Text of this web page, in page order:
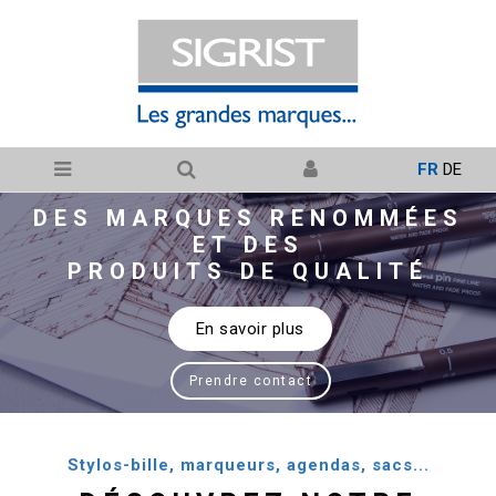
FR DE
DES MARQUES RENOMMÉES
ET DES
PRODUITS DE QUALITÉ
En savoir plus
Prendre contact
Stylos-bille, marqueurs, agendas, sacs...